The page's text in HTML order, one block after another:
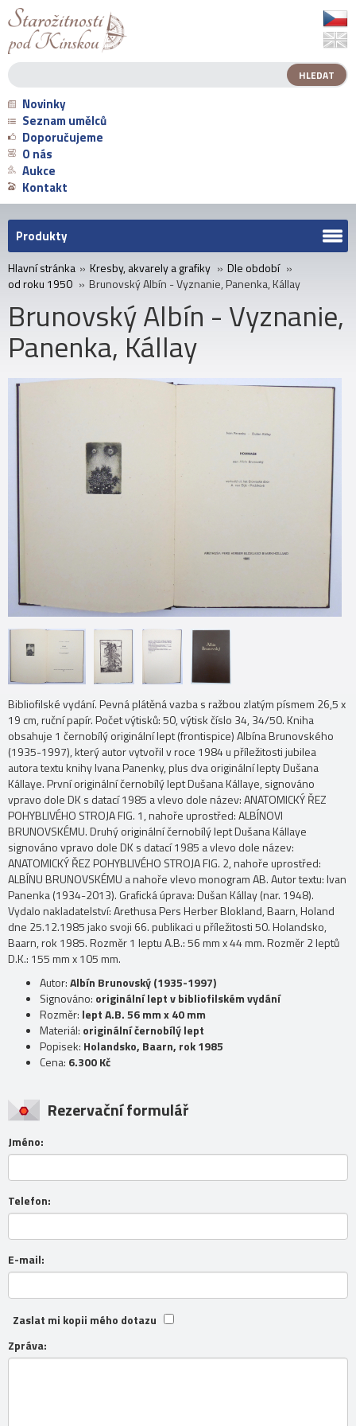
Novinky
Seznam umělců
Doporučujeme
O nás
Aukce
Kontakt
Produkty
Hlavní stránka » Kresby, akvarely a grafiky » Dle období »
od roku 1950 » Brunovský Albín - Vyznanie, Panenka, Kállay
Brunovský Albín - Vyznanie,
Panenka, Kállay
Bibliofilské vydání. Pevná plátěná vazba s ražbou zlatým písmem 26,5 x
19 cm, ruční papír. Počet výtisků: 50, výtisk číslo 34, 34/50. Kniha
obsahuje 1 černobílý originální lept (frontispice) Albína Brunovského
(1935-1997), který autor vytvořil v roce 1984 u příležitosti jubilea
autora textu knihy Ivana Panenky, plus dva originální lepty Dušana
Kállaye. První originální černobílý lept Dušana Kállaye, signováno
vpravo dole DK s datací 1985 a vlevo dole název: ANATOMICKÝ ŘEZ
POHYBLIVÉHO STROJA FIG. 1, nahoře uprostřed: ALBÍNOVI
BRUNOVSKÉMU. Druhý originální černobílý lept Dušana Kállaye
signováno vpravo dole DK s datací 1985 a vlevo dole název:
ANATOMICKÝ ŘEZ POHYBLIVÉHO STROJA FIG. 2, nahoře uprostřed:
ALBÍNU BRUNOVSKÉMU a nahoře vlevo monogram AB. Autor textu: Ivan
Panenka (1934-2013). Grafická úprava: Dušan Kállay (nar. 1948).
Vydalo nakladatelství: Arethusa Pers Herber Blokland, Baarn, Holand
dne 25.12.1985 jako svoji 66. publikaci u příležitosti 50. Holandsko,
Baarn, rok 1985. Rozměr 1 leptu A.B.: 56 mm x 44 mm. Rozměr 2 leptů
D.K.: 155 mm x 105 mm.
Autor:Albín Brunovský (1935-1997)
Signováno: originální lept v bibliofilském vydání
Rozměr: lept A.B. 56 mm x 40 mm
Materiál: originální černobílý lept
Popisek: Holandsko, Baarn, rok 1985
Cena: 6.300 Kč
Rezervační formulář
Jméno:
Telefon:
E-mail:
Zaslat mi kopii mého dotazu
Zpráva: